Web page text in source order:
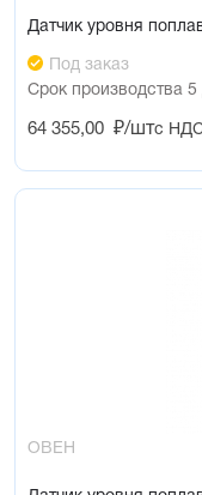
Датчик уровня
Под заказ
Срок производства 5
64 355,00 ₽/штс
ОВЕН